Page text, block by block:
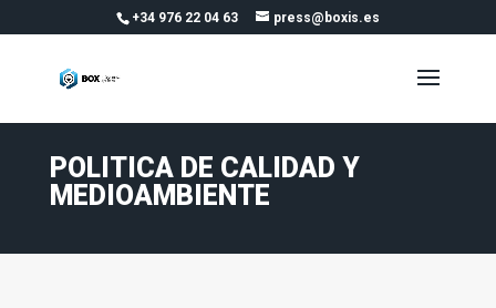
+34 976 22 04 63 press@boxis.es
POLITICA DE CALIDAD Y
MEDIOAMBIENTE